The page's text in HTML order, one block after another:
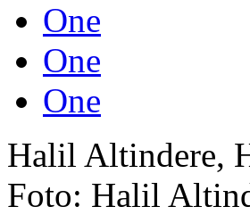
One
One
One
Halil Altindere,
Foto: Halil